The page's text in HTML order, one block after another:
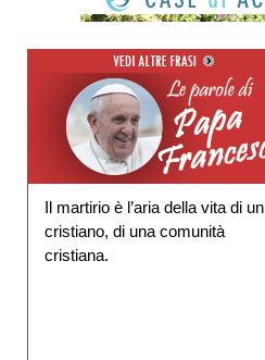
Il martirio è l’aria della vita di un
cristiano, di una comunità
cristiana.